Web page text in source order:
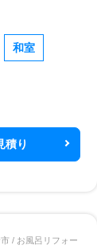
和室
積り
/ お風呂リフォー